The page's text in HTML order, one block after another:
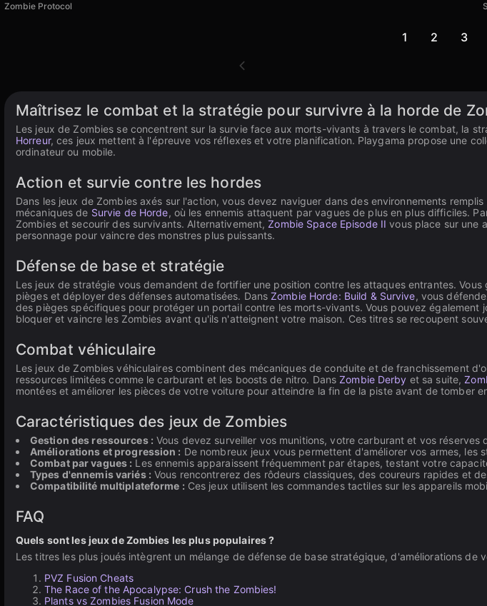
Zombie Protocol
1 2 3
Maîtrisez le combat et la stratégie pour survivre à la horde de
Les jeux de Zombies se concentrent sur la survie face aux morts-vivants à travers le combat, la
Horreur, ces jeux mettent à l'épreuve vos réflexes et votre planification. Playgama propose une
ordinateur ou mobile.
Action et survie contre les hordes
Dans les jeux de Zombies axés sur l'action, vous devez naviguer dans des environnements
mécaniques de Survie de Horde, où les ennemis attaquent par vagues de plus en plus difficiles.
Zombies et secourir des survivants. Alternativement,Zombie Space Episode II vous place sur une
personnage pour vaincre des monstres plus puissants.
Défense de base et stratégie
Les jeux de stratégie vous demandent de fortifier une position contre les attaques entrantes.
pièges et déployer des défenses automatisées. DansZombie Horde: Build & Survive, vous
des pièges spécifiques pour protéger un portail contre les morts-vivants. Vous pouvez également
bloquer et vaincre les Zombies avant qu'ils n'atteignent votre maison. Ces titres se recoupent
Combat véhiculaire
Les jeux de Zombies véhiculaires combinent des mécaniques de conduite et de franchissement
ressources limitées comme le carburant et les boosts de nitro. DansZombie Derby et sa suite,
montées et améliorer les pièces de votre voiture pour atteindre la fin de la piste avant de tomber
Caractéristiques des jeux de Zombies
Gestion des ressources : Vous devez surveiller vos munitions, votre carburant et vos réserves
Améliorations et progression : De nombreux jeux vous permettent d'améliorer vos armes,
Combat par vagues : Les ennemis apparaissent fréquemment par étapes, testant votre
Types d'ennemis variés : Vous rencontrerez des rôdeurs classiques, des coureurs rapides et
Compatibilité multiplateforme : Ces jeux utilisent les commandes tactiles sur les appareils
FAQ
Quels sont les jeux de Zombies les plus populaires ?
Les titres les plus joués intègrent un mélange de défense de base stratégique, d'améliorations de
PVZ Fusion Cheats
The Race of the Apocalypse: Crush the Zombies!
Plants vs Zombies Fusion Mode